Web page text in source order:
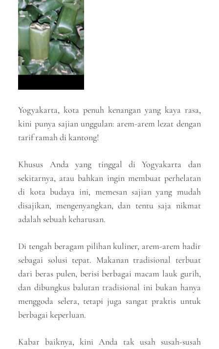
Yogyakarta, kota penuh kenangan yang kaya rasa,
kini punya sajian unggulan: arem-arem lezat dengan
tarif ramah di kantong!
Khusus Anda yang tinggal di Yogyakarta dan
sekitarnya, atau bahkan ingin membuat perhelatan
di kota budaya ini, memesan sajian yang mudah
disajikan, mengenyangkan, dan tentu saja nikmat
adalah sebuah keharusan.
Di tengah beragam pilihan kuliner, arem-arem hadir
sebagai solusi tepat. Makanan tradisional terbuat
dari beras pulen, berisi berbagai macam lauk gurih,
dan dibungkus balutan tradisional ini bukan hanya
menggoda selera, tetapi juga sangat praktis untuk
berbagai keperluan.
Kabar baiknya, kini Anda tak usah susah-susah